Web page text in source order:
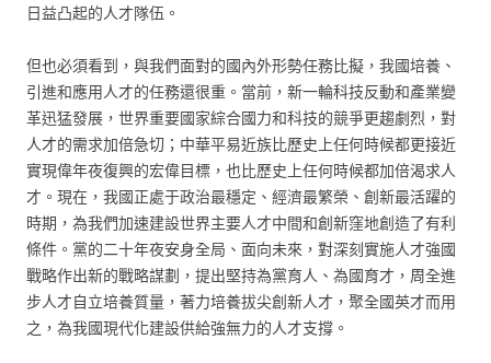
日益凸起的人才隊伍。
但也必須看到，與我們面對的國內外形勢任務比擬，我國培養、
引進和應用人才的任務還很重。當前，新一輪科技反動和產業變
革迅猛發展，世界重要國家綜合國力和科技的競爭更趨劇烈，對
人才的需求加倍急切；中華平易近族比歷史上任何時候都更接近
實現偉年夜復興的宏偉目標，也比歷史上任何時候都加倍渴求人
才。現在，我國正處于政治最穩定、經濟最繁榮、創新最活躍的
時期，為我們加速建設世界主要人才中間和創新窪地創造了有利
條件。黨的二十年夜安身全局、面向未來，對深刻實施人才強國
戰略作出新的戰略謀劃，提出堅持為黨育人、為國育才，周全進
步人才自立培養質量，著力培養拔尖創新人才，聚全國英才而用
之，為我國現代化建設供給強無力的人才支撐。